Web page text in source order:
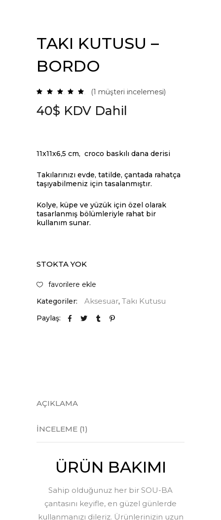
TAKI KUTUSU –
BORDO
1
müşteri
puanına
dayanarak
5
(1 müşteri incelemesi)
40$ KDV Dahil
11x11x6,5 cm, croco baskılı dana derisi
Takılarınızı evde, tatilde, çantada rahatça
taşıyabilmeniz için tasalanmıştır.
Kolye, küpe ve yüzük için özel olarak
tasarlanmış bölümleriyle rahat bir
kullanım sunar.
STOKTA YOK
favorilere ekle
Kategoriler:
Aksesuar, Takı Kutusu
Paylaş:
AÇIKLAMA
İNCELEME (1)
ÜRÜN BAKIMI
Sahip olduğunuz her bir SOU-BA
çantasını keyifle, en güzel günlerde
kullanmanızı dileriz. Ürünlerinizin uzun